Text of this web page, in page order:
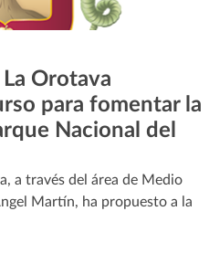
Orotava
para fomentar la
Nacional del
a través del área de Medio
Martín, ha propuesto a la